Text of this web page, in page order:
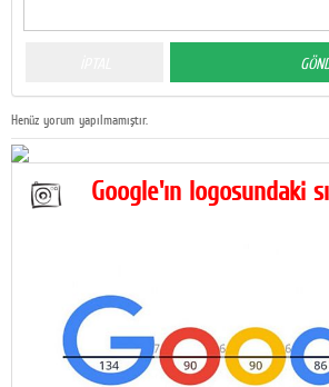
Henüz yorum yapılmamıştır.
Google'ın logosundaki